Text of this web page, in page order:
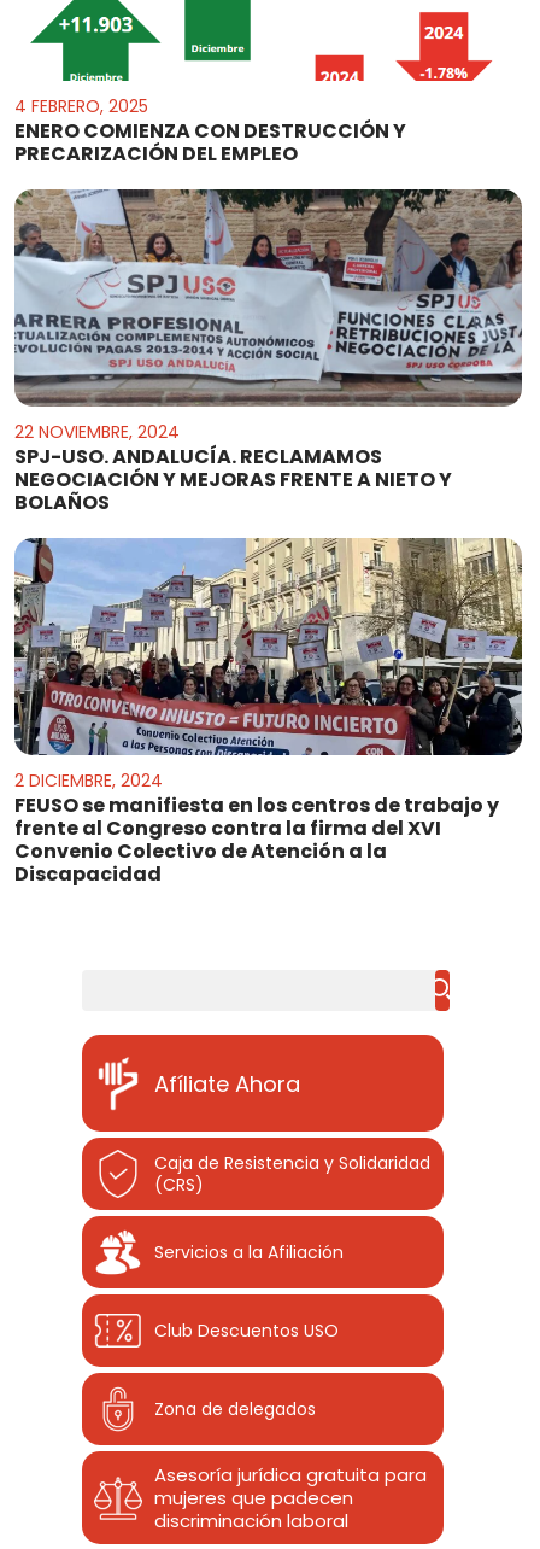
4 FEBRERO, 2025
ENERO COMIENZA CON DESTRUCCIÓN Y
PRECARIZACIÓN DEL EMPLEO
22 NOVIEMBRE, 2024
SPJ-USO. ANDALUCÍA. RECLAMAMOS
NEGOCIACIÓN Y MEJORAS FRENTE A NIETO Y
BOLAÑOS
2 DICIEMBRE, 2024
FEUSO se manifiesta en los centros de trabajo y
frente al Congreso contra la firma del XVI
Convenio Colectivo de Atención a la
Discapacidad
Afíliate Ahora
Caja de Resistencia y Solidaridad
(CRS)
Servicios a la Afiliación
Club Descuentos USO
Zona de delegados
Asesoría jurídica gratuita para
mujeres que padecen
discriminación laboral